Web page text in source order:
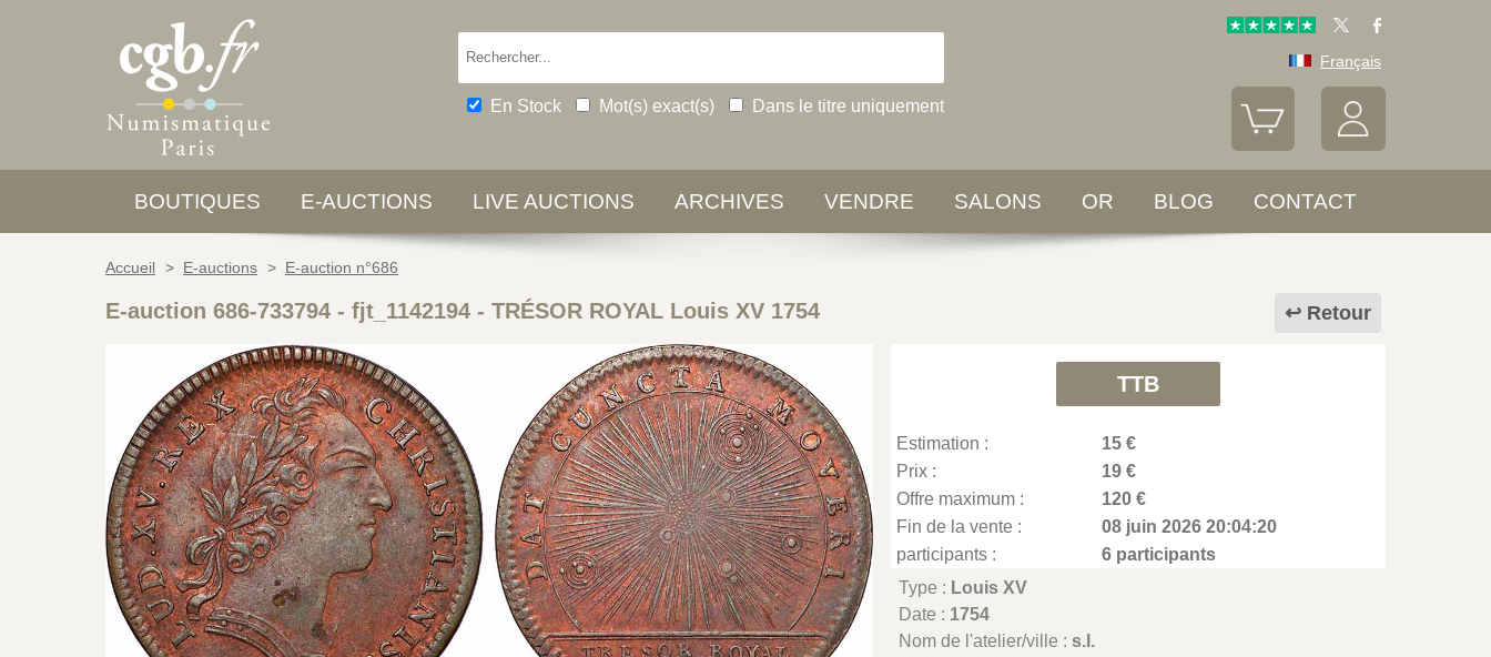
En Stock Mot(s) exact(s) Dans le titre uniquement
Français
BOUTIQUES E-AUCTIONS LIVE AUCTIONS ARCHIVES VENDRE SALONS OR BLOG CONTACT
Accueil > E-auctions > E-auction n°686
Retour
E-auction 686-733794 - fjt_1142194 - TRÉSOR ROYAL Louis XV 1754
TTB
Estimation :
15 €
Prix :
19 €
Offre maximum :
120 €
Fin de la vente :
08 juin 2026 20:04:20
participants :
6 participants
Type : Louis XV
Date : 1754
Nom de l'atelier/ville :s.l.